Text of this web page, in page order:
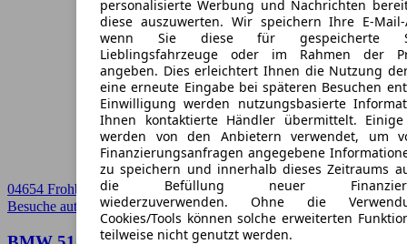
04654 Frohburg
Besuche autoscout24.de➚
personalisierte Werbung und Nachrichten
diese auszuwerten. Wir speichern Ihre E-Mail-
wenn Sie diese für gespeicherte
Lieblingsfahrzeuge oder im Rahmen der
angeben. Dies erleichtert Ihnen die Nutzung
eine erneute Eingabe bei späteren Besuchen
Einwilligung werden nutzungsbasierte
Ihnen kontaktierte Händler übermittelt. Einige
werden von den Anbietern verwendet, um
Finanzierungsanfragen angegebene
zu speichern und innerhalb dieses Zeitraums
die Befüllung neuer
wiederzuverwenden. Ohne die
Cookies/Tools können solche erweiterten
teilweise nicht genutzt werden.